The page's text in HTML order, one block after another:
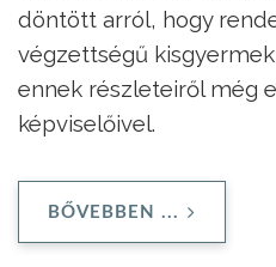
döntött arról, hogy
végzettségű
ennek részleteiről még
képviselőivel.
BŐVEBBEN ...